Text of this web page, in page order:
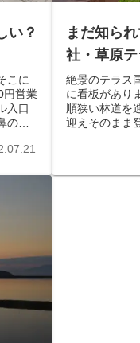
い？
こに
円営業
入口
湯
まだ知ら
社・草原テ
絶景のテラス
に看板があり
順狭い林道を
迎えそのまま